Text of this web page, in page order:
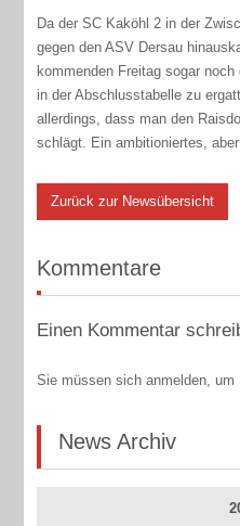
Da der SC Kaköhl 2 in der
gegen den ASV Dersau
kommenden Freitag sogar
in der Abschlusstabelle zu
allerdings, dass man den
schlägt. Ein ambitioniertes,
Zurück zur Newsübersicht
Kommentare
Einen Kommentar
Sie müssen sich anmelden, um
News Archiv